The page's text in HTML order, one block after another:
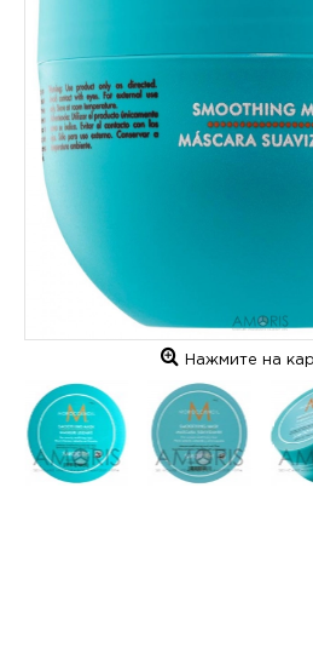
Нажмите на